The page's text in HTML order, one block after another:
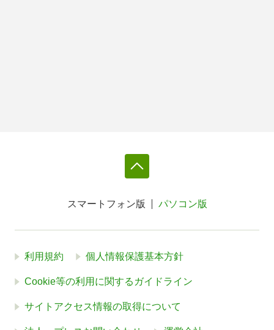
スマートフォン版 パソコン版
利用規約 個人情報保護基本方針
Cookie等の利用に関するガイドライン
サイトアクセス情報の取得について